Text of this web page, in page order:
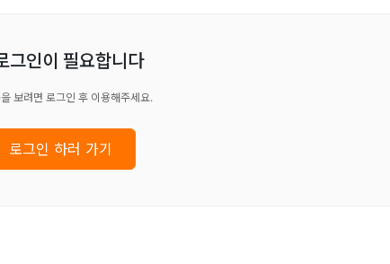
그인이 필요합니다
보려면 로그인 후 이용해주세요.
로그인 하러 가기